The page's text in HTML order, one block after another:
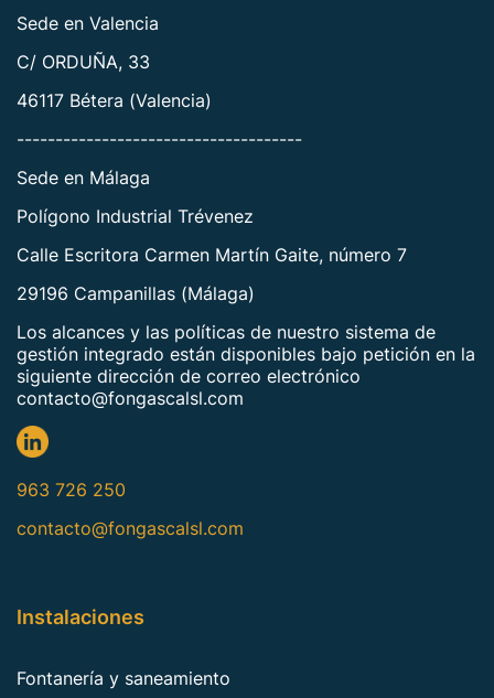
Sede en Valencia
C/ ORDUÑA, 33
46117 Bétera (Valencia)
-------------------------------------
Sede en Málaga
Polígono Industrial Trévenez
Calle Escritora Carmen Martín Gaite, número 7
29196 Campanillas (Málaga)
Los alcances y las políticas de nuestro sistema de
gestión integrado están disponibles bajo petición en la
siguiente dirección de correo electrónico
contacto@fongascalsl.com
Instalaciones
Fontanería y saneamiento
963 726 250
contacto@fongascalsl.com